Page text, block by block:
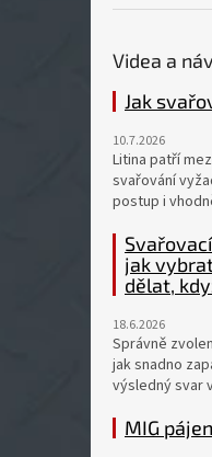
Videa a
Jak
10.7.2026
Litina patří
svařování
postup i
jak
dělat,
18.6.2026
Správně
jak snadno
výsledný svar
MIG